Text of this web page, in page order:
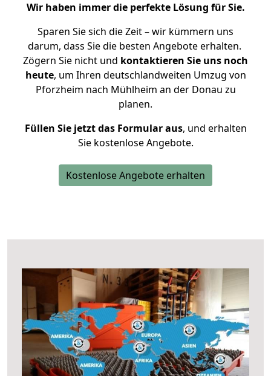
Wir haben immer die perfekte Lösung für Sie.
Sparen Sie sich die Zeit – wir kümmern uns
darum, dass Sie die besten Angebote erhalten.
Zögern Sie nicht und kontaktieren Sie uns noch
heute, um Ihren deutschlandweiten Umzug von
Pforzheim nach Mühlheim an der Donau zu
planen.
Füllen Sie jetzt das Formular aus, und erhalten
Sie kostenlose Angebote.
Kostenlose Angebote erhalten